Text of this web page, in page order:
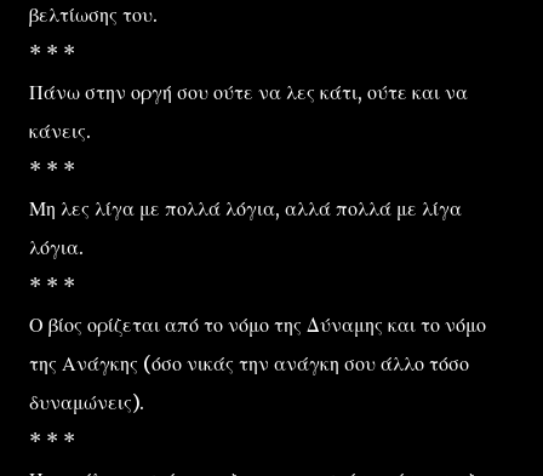
βελτίωσης του.
* * *
Πάνω στην οργή σου ούτε να λες κάτι, ούτε και να
κάνεις.
* * *
Μη λες λίγα με πολλά λόγια, αλλά πολλά με λίγα
λόγια.
* * *
Ο βίος ορίζεται από το νόμο της Δύναμης και το νόμο
της Ανάγκης (όσο νικάς την ανάγκη σου άλλο τόσο
δυναμώνεις).
* * *